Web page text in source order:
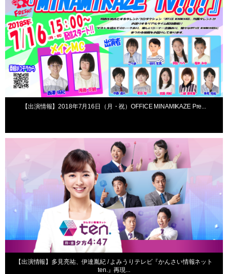
【出演情報】2018年7月16日（月・祝）OFFICE MINAMIKAZE Pre...
【出演情報】多見亮祐、伊達胤紀 / よみうりテレビ『かんさい情報ネット
ten.』再現...